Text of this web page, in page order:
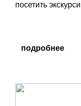
посетить
подробнее